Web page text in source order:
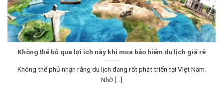
Không thể bỏ qua lợi ích này khi mua bảo hiểm du lịch giá rẻ
Không thể phủ nhận rằng du lịch đang rất phát triển tại Việt Nam.
Nhờ [...]